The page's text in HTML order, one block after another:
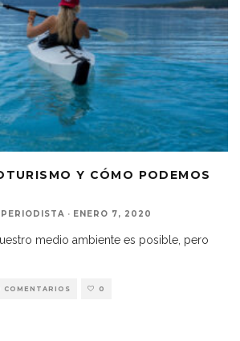
Y CÓMO PODEMOS
· ENERO 7, 2020
medio ambiente es posible, pero
COMENTARIOS 0